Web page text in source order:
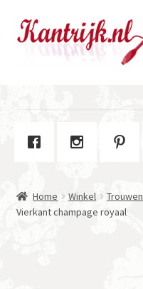
Ga
door
Ga
naar
Contact
Home Winkel Trouwen
Vierkant champage royaal